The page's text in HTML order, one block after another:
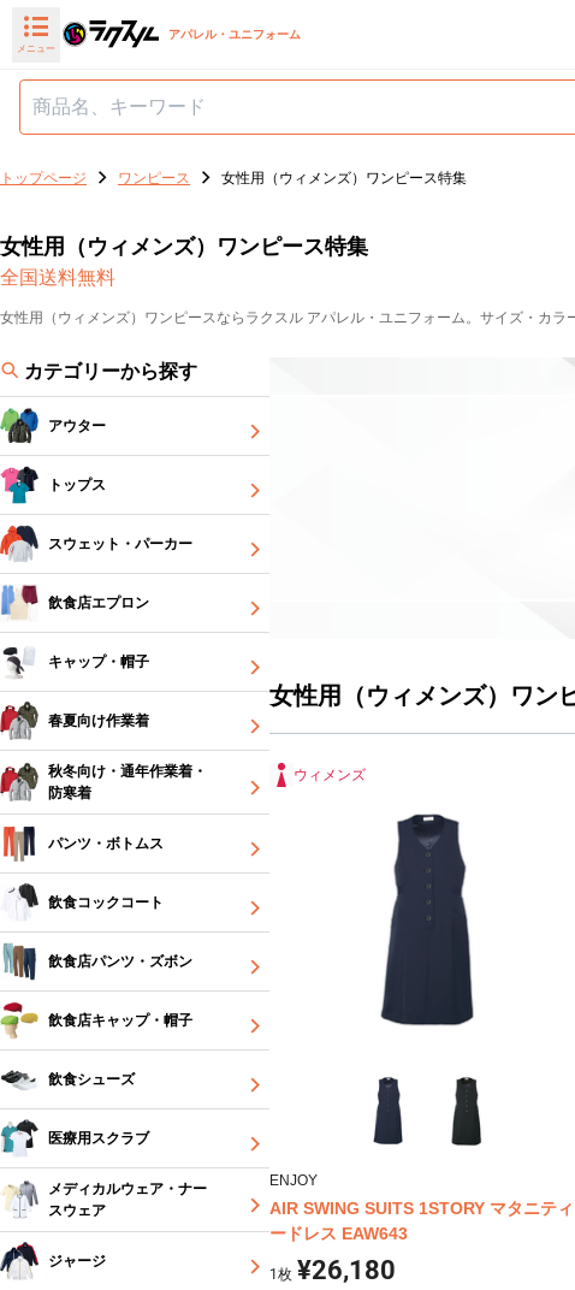
メニュー
アパレル・ユニフォーム
トップページ ワンピース 女性用（ウィメンズ）ワンピース特集
女性用（ウィメンズ）ワンピース特集
全国送料無料
女性用（ウィメンズ）ワンピースならラクスル アパレル・ユニフォーム。サイズ・カ
カテゴリーから探す
アウター
トップス
スウェット・パーカー
飲食店エプロン
キャップ・帽子
春夏向け作業着
秋冬向け・通年作業着・
防寒着
パンツ・ボトムス
飲食コックコート
飲食店パンツ・ズボン
飲食店キャップ・帽子
飲食シューズ
医療用スクラブ
メディカルウェア・ナー
スウェア
ジャージ
女性用（ウィメンズ）ワン
ウィメンズ
ENJOY
AIR SWING SUITS 1STORY マタニティ
ードレス EAW643
1枚 ¥26,180